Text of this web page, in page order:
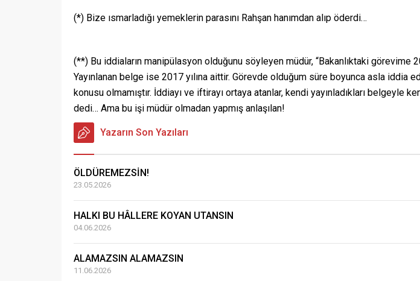
(*) Bize ısmarladığı yemeklerin parasını Rahşan hanımdan alıp öderdi…
(**) Bu iddiaların manipülasyon olduğunu söyleyen müdür, “Bakanlıktaki görevime
Yayınlanan belge ise 2017 yılına aittir. Görevde olduğum süre boyunca asla iddia
konusu olmamıştır. İddiayı ve iftirayı ortaya atanlar, kendi yayınladıkları belgeyle
dedi… Ama bu işi müdür olmadan yapmış anlaşılan!
Yazarın Son Yazıları
ÖLDÜREMEZSİN!
23.05.2026
HALKI BU HÂLLERE KOYAN UTANSIN
04.06.2026
ALAMAZSIN ALAMAZSIN
11.06.2026